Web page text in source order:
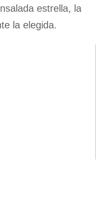
estrella, la
la elegida.